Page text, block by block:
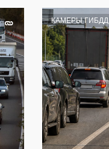
КАМЕРЫ ГИБДД